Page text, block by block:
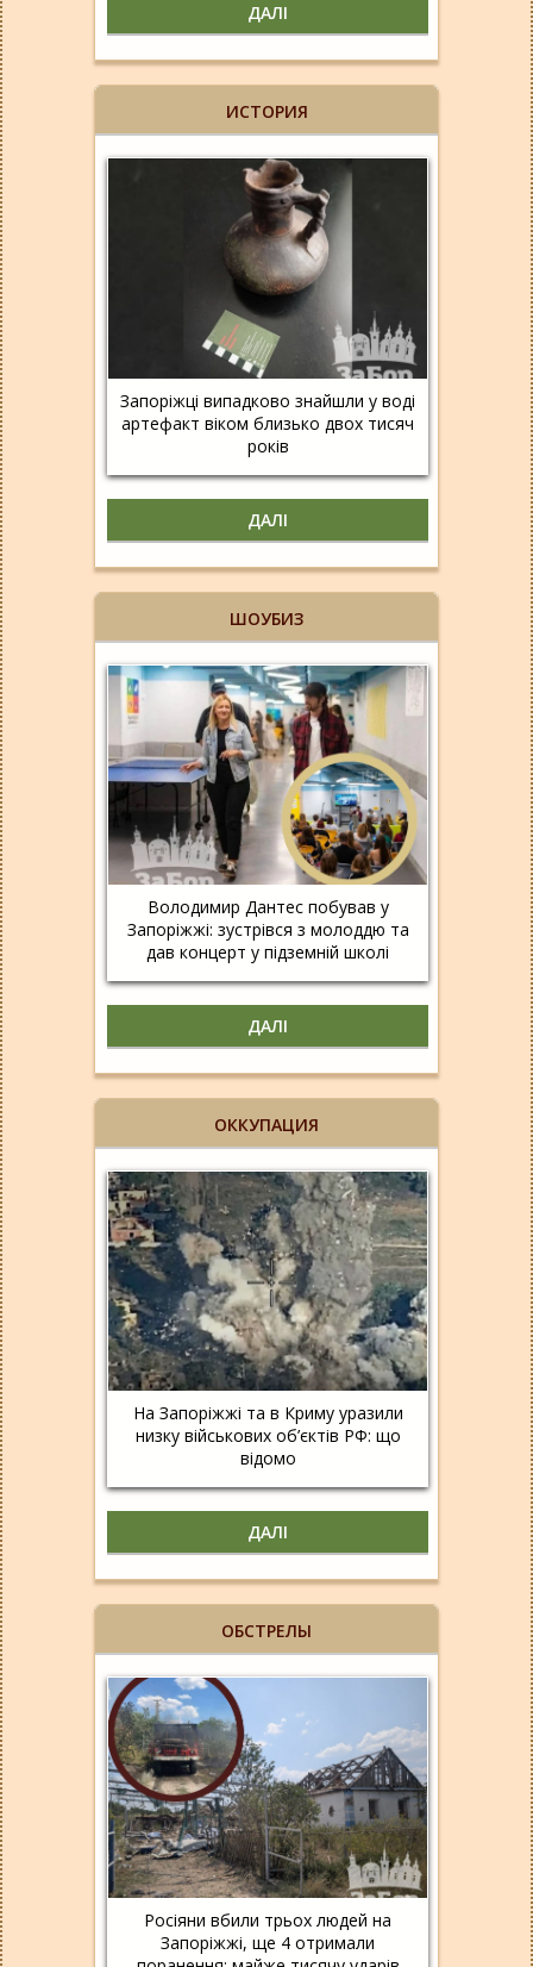
ДАЛІ
ИСТОРИЯ
Запоріжці випадково знайшли у воді
артефакт віком близько двох тисяч
років
ДАЛІ
ШОУБИЗ
Володимир Дантес побував у
Запоріжжі: зустрівся з молоддю та
дав концерт у підземній школі
ДАЛІ
ОККУПАЦИЯ
На Запоріжжі та в Криму уразили
низку військових об’єктів РФ: що
відомо
ДАЛІ
ОБСТРЕЛЫ
Росіяни вбили трьох людей на
Запоріжжі, ще 4 отримали